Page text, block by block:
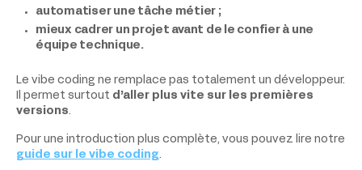
automatiser une tâche métier ;
mieux cadrer un projet avant de le confier à une
équipe technique.
Le vibe coding ne remplace pas totalement un développeur.
Il permet surtout d’aller plus vite sur les premières
versions.
Pour une introduction plus complète, vous pouvez lire notre
guide sur le vibe coding.